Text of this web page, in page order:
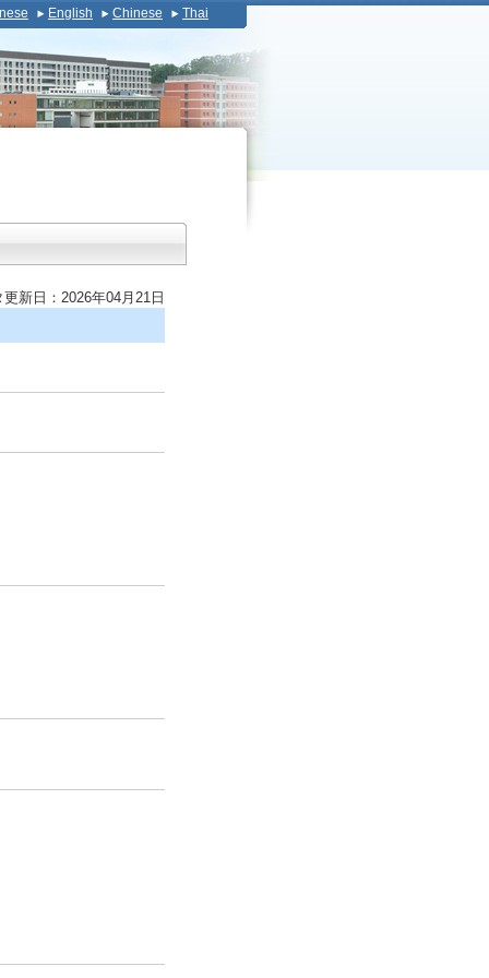
English Chinese Thai
更新日：2026年04月21日